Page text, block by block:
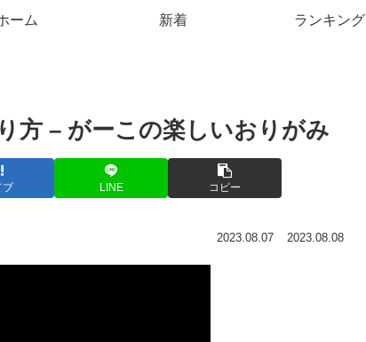
ーム 新着 ランキング
方 – がーこの楽しいおりがみ
ブ LINE コピー
2023.08.07 2023.08.08